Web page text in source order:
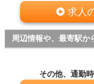
求人
周辺情報や、最寄駅か
その他、通勤